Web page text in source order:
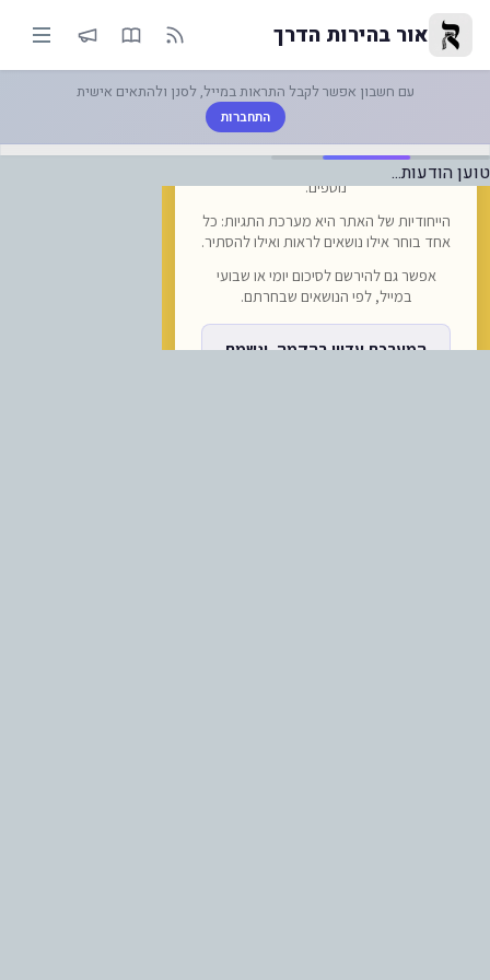
החל מהיום: הלו"ז החדש של
אור בהירות הדרך
עם חשבון אפשר לקבל התראות במייל, לסנן ולהתאים אישית
התחברות
טוען הודעות...